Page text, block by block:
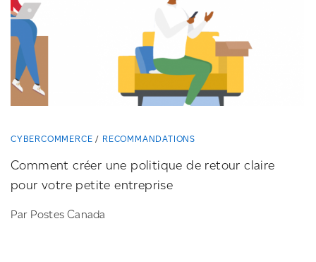
CYBERCOMMERCE RECOMMANDATIONS
Comment créer une politique de retour claire
pour votre petite entreprise
Par Postes Canada